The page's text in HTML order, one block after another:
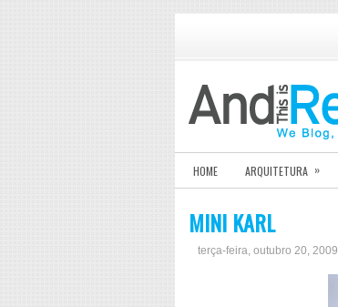
HOME ARQUITETURA »
MINI KARL
terça-feira, outubro 20, 2009